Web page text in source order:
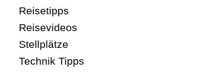
Reisetipps
Reisevideos
Stellplätze
Technik Tipps